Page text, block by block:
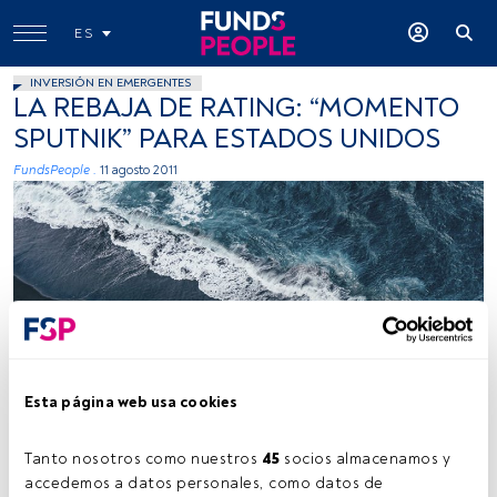
Esta página web usa cookies
Tanto nosotros como nuestros 45 socios almacenamos y
accedemos a datos personales, como datos de
ES
INVERSIÓN EN EMERGENTES
LA REBAJA DE RATING: “MOMENTO
SPUTNIK” PARA ESTADOS UNIDOS
FundsPeople . 11 agosto 2011
Tiempo lectura:1 min.